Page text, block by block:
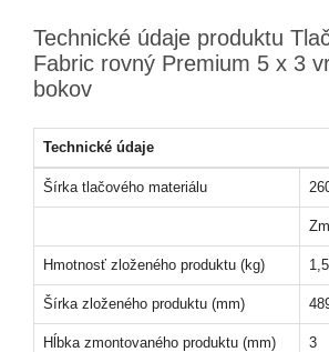
Technické údaje produktu
Fabric rovný Premium 5 x 3
bokov
Technické údaje
Šírka tlačového materiálu
Hmotnosť zloženého produktu (kg)
Šírka zloženého produktu (mm)
Hĺbka zmontovaného produktu (mm) 3